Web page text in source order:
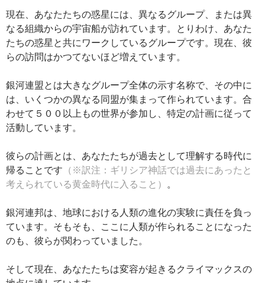
現在、あなたたちの惑星には、異なるグループ、または異
なる組織からの宇宙船が訪れています。とりわけ、あなた
たちの惑星と共にワークしているグループです。現在、彼
らの訪問はかつてないほど増えています。
銀河連盟とは大きなグループ全体の示す名称で、その中に
は、いくつかの異なる同盟が集まって作られています。合
わせて５００以上もの世界が参加し、特定の計画に従って
活動しています。
彼らの計画とは、あなたたちが過去として理解する時代に
帰ることです （※訳注：ギリシア神話では過去にあったと
考えられている黄金時代に入ること）
銀河連邦は、地球における人類の進化の実験に責任を負っ
ています。そもそも、ここに人類が作られることになった
のも、彼らが関わっていました。
そして現在、あなたたちは変容が起きるクライマックスの